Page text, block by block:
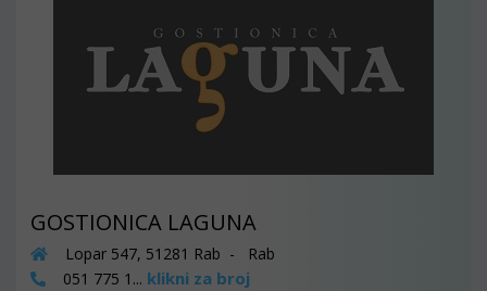
GOSTIONICA LAGUNA
Lopar 547, 51281 Rab - Rab
051 775 1... klikni za broj